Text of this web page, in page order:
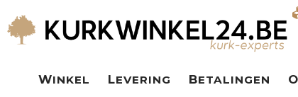
WINKEL LEVERING BETALINGEN